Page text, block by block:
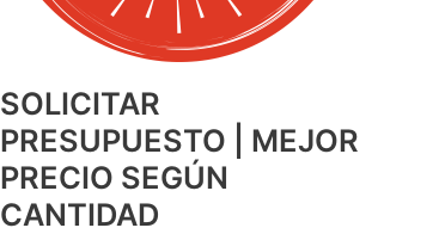
SOLICITAR
PRESUPUESTO | MEJOR
PRECIO SEGÚN
CANTIDAD